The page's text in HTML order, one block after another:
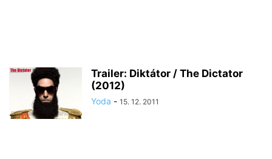
Trailer: Diktátor / The Dictator
(2012)
Yoda - 15. 12. 2011